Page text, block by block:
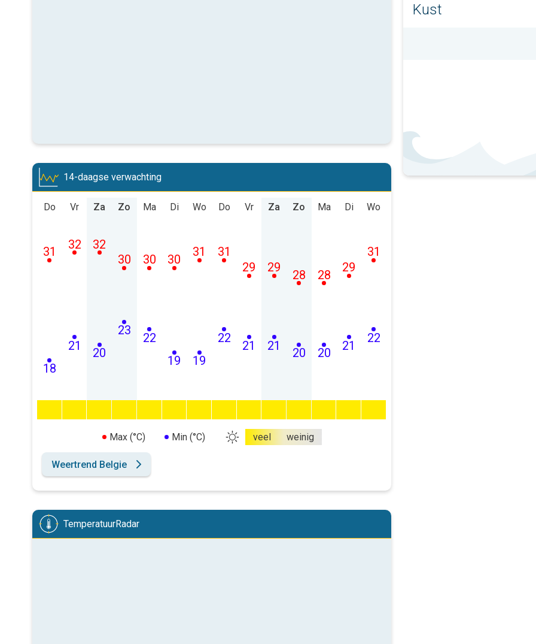
14-daagse verwachting
Do
18
31
Vr
21
32
Za
20
32
Zo
23
30
Ma
22
30
Di
19
30
Wo
19
31
Do
22
31
Vr
21
29
Za
21
29
Zo
20
28
Ma
20
28
Di
21
29
Wo
22
31
Max (°C) Min (°C) veel weinig
Weertrend Belgie
TemperatuurRadar
Kust